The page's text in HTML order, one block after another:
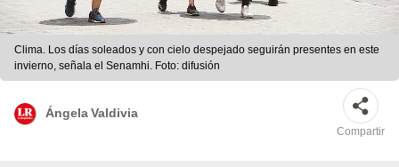
Clima. Los días soleados y con cielo despejado seguirán presentes en este
invierno, señala el Senamhi. Foto: difusión
Ángela Valdivia
Compartir